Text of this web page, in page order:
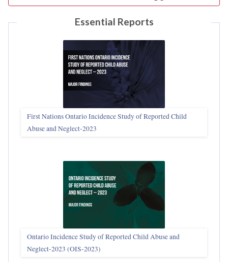
Essential Reports
First Nations Ontario Incidence Study of Reported Child
Abuse and Neglect‑2023
Ontario Incidence Study of Reported Child Abuse and
Neglect-2023 (OIS‑2023)